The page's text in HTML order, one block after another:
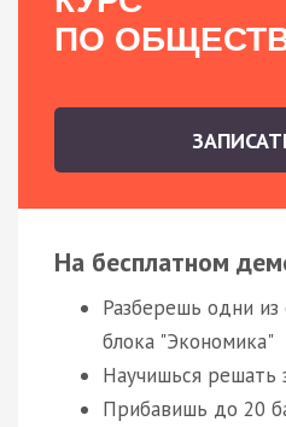
ПО
На бесплатном
Разберешь одни
блока "Экономика"
Научишься
Прибавишь до 20